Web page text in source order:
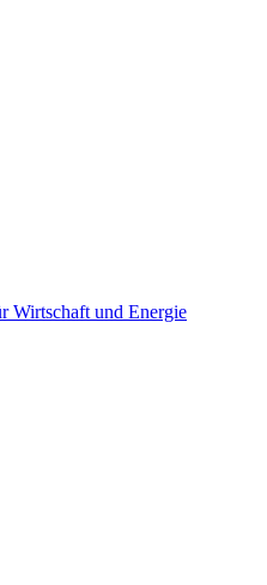
Wirtschaft und Energie